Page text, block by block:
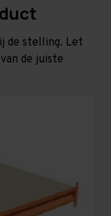
de stelling. Let
de juiste